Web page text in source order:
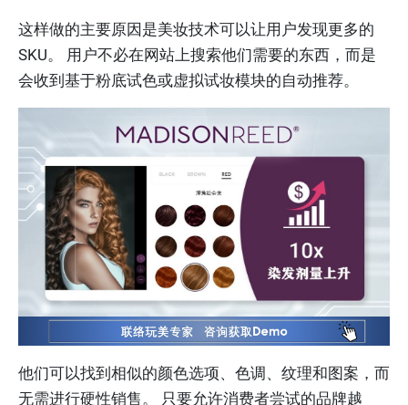
这样做的主要原因是美妆技术可以让用户发现更多的
SKU。 用户不必在网站上搜索他们需要的东西，而是
会收到基于粉底试色或虚拟试妆模块的自动推荐。
他们可以找到相似的颜色选项、色调、纹理和图案，而
无需进行硬性销售。 只要允许消费者尝试的品牌越